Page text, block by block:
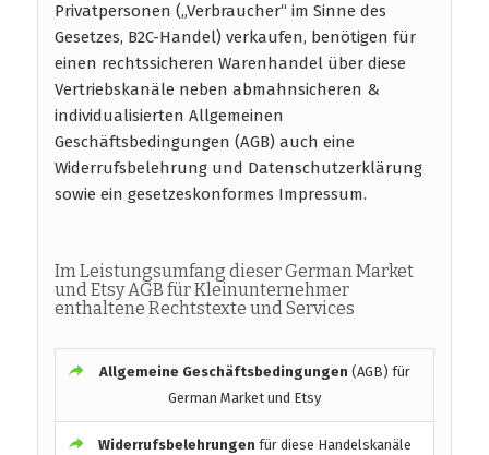
Privatpersonen („Verbraucher“ im Sinne des
Gesetzes, B2C-Handel) verkaufen, benötigen für
einen rechtssicheren Warenhandel über diese
Vertriebskanäle neben abmahnsicheren &
individualisierten Allgemeinen
Geschäftsbedingungen (AGB) auch eine
Widerrufsbelehrung und Datenschutzerklärung
sowie ein gesetzeskonformes Impressum.
Im Leistungsumfang dieser German Market
und Etsy AGB für Kleinunternehmer
enthaltene Rechtstexte und Services
Allgemeine Geschäftsbedingungen (AGB) für
German Market und Etsy
Widerrufsbelehrungenfür diese Handelskanäle